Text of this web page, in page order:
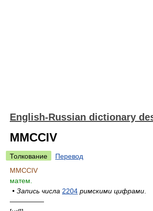
English-Russian dictionary
MMCCIV
Толкование
Перевод
MMCCIV
матем.
• Запись числа 2204 римскими цифрами
—————